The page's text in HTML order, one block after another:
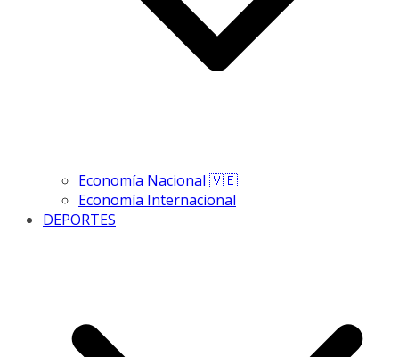
Economía Nacional 🇻🇪
Economía Internacional
DEPORTES